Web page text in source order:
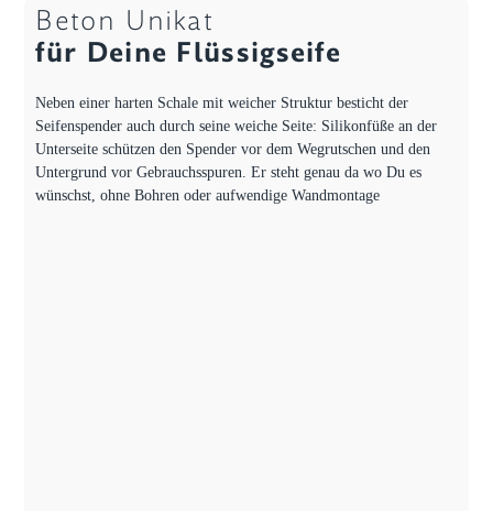
Beton Unikat
für Deine Flüssigseife
Neben einer harten Schale mit weicher Struktur besticht der
Seifenspender auch durch seine weiche Seite: Silikonfüße an der
Unterseite schützen den Spender vor dem Wegrutschen und den
Untergrund vor Gebrauchsspuren. Er steht genau da wo Du es
wünschst, ohne Bohren oder aufwendige Wandmontage